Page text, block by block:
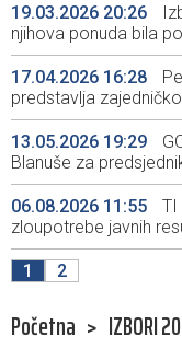
19.03.2026 20:26
njihova ponuda bila
17.04.2026 16:28
predstavlja
13.05.2026 19:29
Blanuše za
06.08.2026 11:55
TI
zloupotrebe javnih
1 2
Početna > IZBORI